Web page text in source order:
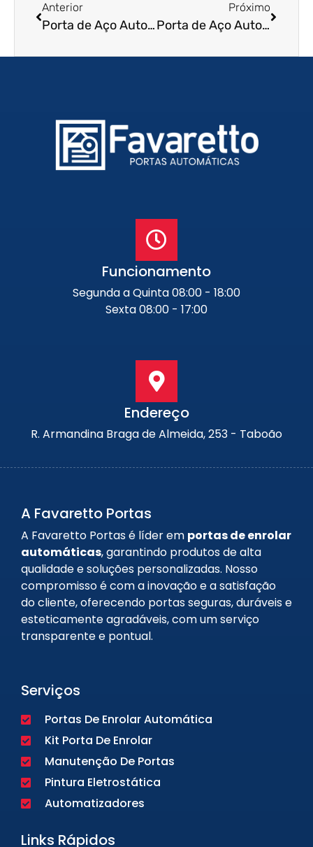
Anterior
Porta de Aço Automatizada em Cubatão – SP
Próximo
Porta de Aço Automatizada em Extrema – MG
Funcionamento
Segunda a Quinta 08:00 - 18:00
Sexta 08:00 - 17:00
Endereço
R. Armandina Braga de Almeida, 253 - Taboão
A Favaretto Portas
A Favaretto Portas é líder em portas de enrolar
automáticas, garantindo produtos de alta
qualidade e soluções personalizadas. Nosso
compromisso é com a inovação e a satisfação
do cliente, oferecendo portas seguras, duráveis e
esteticamente agradáveis, com um serviço
transparente e pontual.
Serviços
Portas De Enrolar Automática
Kit Porta De Enrolar
Manutenção De Portas
Pintura Eletrostática
Automatizadores
Links Rápidos